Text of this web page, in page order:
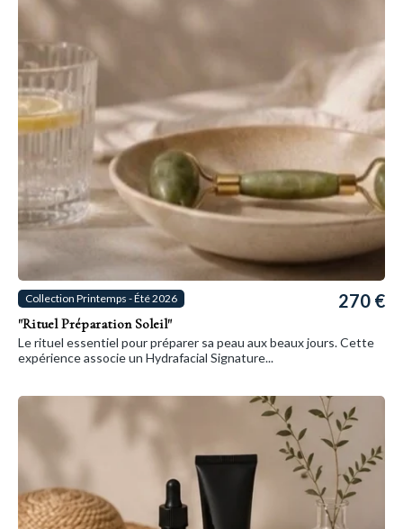
Collection Printemps - Été 2026
"Rituel Préparation Soleil"
270 €
Le rituel essentiel pour préparer sa peau aux beaux jours. Cette
expérience associe un Hydrafacial Signature...